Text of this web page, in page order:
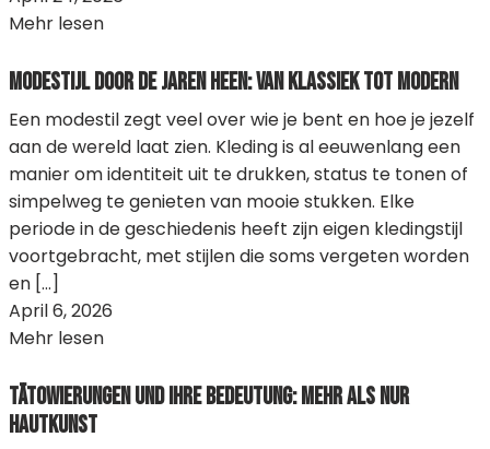
Mehr lesen
Modestijl door de jaren heen: van klassiek tot modern
Een modestil zegt veel over wie je bent en hoe je jezelf
aan de wereld laat zien. Kleding is al eeuwenlang een
manier om identiteit uit te drukken, status te tonen of
simpelweg te genieten van mooie stukken. Elke
periode in de geschiedenis heeft zijn eigen kledingstijl
voortgebracht, met stijlen die soms vergeten worden
en […]
April 6, 2026
Mehr lesen
Tätowierungen und ihre Bedeutung: Mehr als nur
Hautkunst